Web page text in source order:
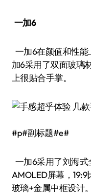
一加6
一加6在颜值和性
加6采用了双面玻璃
上很贴合手掌。
#p#副标题#e#
一加6采用了刘海
AMOLED屏幕，
玻璃+金属中框设计